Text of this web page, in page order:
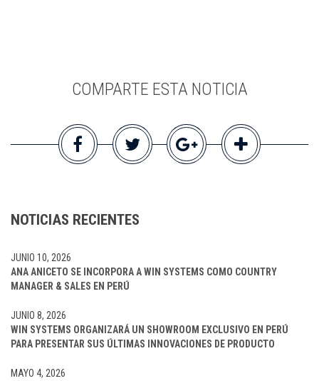
COMPARTE ESTA NOTICIA
NOTICIAS RECIENTES
ANA ANICETO SE INCORPORA A WIN SYSTEMS COMO COUNTRY
MANAGER & SALES EN PERÚ
JUNIO 10, 2026
WIN SYSTEMS ORGANIZARÁ UN SHOWROOM EXCLUSIVO EN PERÚ
PARA PRESENTAR SUS ÚLTIMAS INNOVACIONES DE PRODUCTO
JUNIO 8, 2026
MAYO 4, 2026